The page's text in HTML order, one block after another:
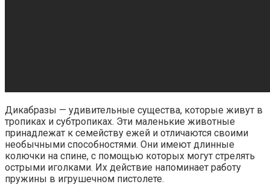
Дикабразы — удивительные существа, которые живут в
тропиках и субтропиках. Эти маленькие животные
принадлежат к семейству ежей и отличаются своими
необычными способностями. Они имеют длинные
колючки на спине, с помощью которых могут стрелять
острыми иголками. Их действие напоминает работу
пружины в игрушечном пистолете.